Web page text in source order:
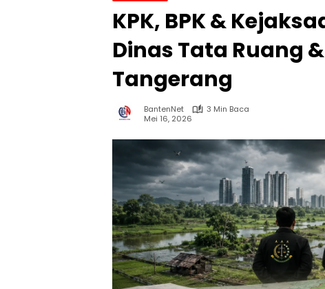
KPK, BPK &
Dinas Tata Ruang
Tangerang
BantenNet
3 Min Baca
Mei 16, 2026